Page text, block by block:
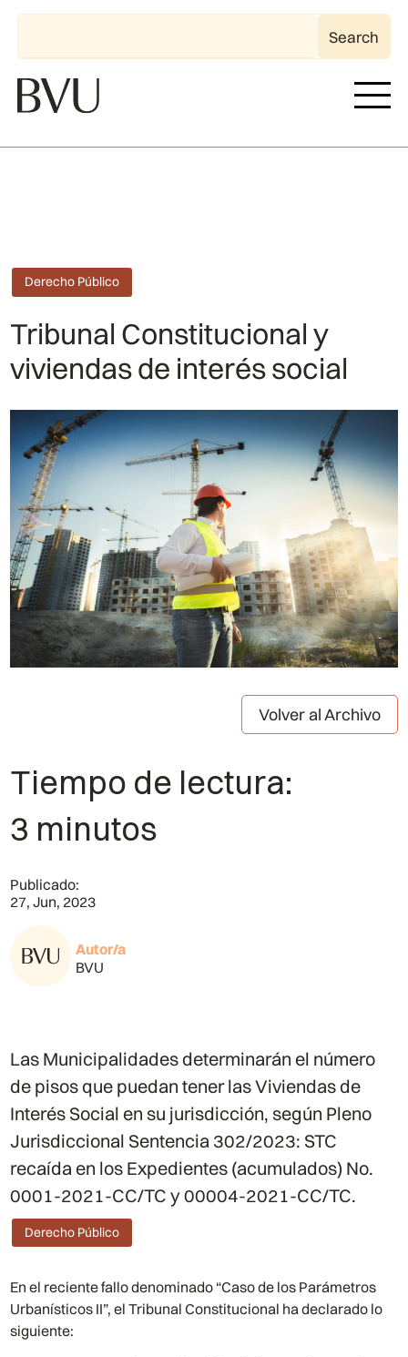
Derecho Público
Tribunal Constitucional y
viviendas de interés social
Volver al Archivo
Tiempo de lectura:
3 minutos
Publicado:
27, Jun, 2023
Autor/a
BVU
Las Municipalidades determinarán el número
de pisos que puedan tener las Viviendas de
Interés Social en su jurisdicción, según Pleno
Jurisdiccional Sentencia 302/2023: STC
recaída en los Expedientes (acumulados) No.
0001-2021-CC/TC y 00004-2021-CC/TC.
Derecho Público
En el reciente fallo denominado “Caso de los Parámetros
Urbanísticos II”, el Tribunal Constitucional ha declarado lo
siguiente: